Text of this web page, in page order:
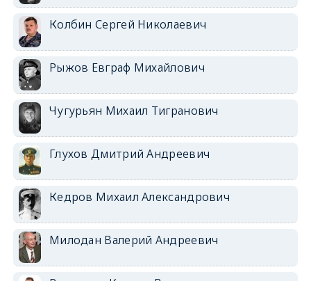
Колбин Сергей Николаевич
Рыжов Евграф Михайлович
Чугурьян Михаил Тигранович
Глухов Дмитрий Андреевич
Кедров Михаил Александрович
Милодан Валерий Андреевич